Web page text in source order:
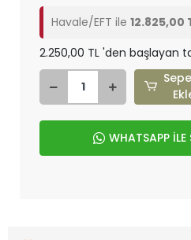
Havale/EFT ile 12.825,00
2.250,00 TL 'den başlayan
WHATSAPP İLE